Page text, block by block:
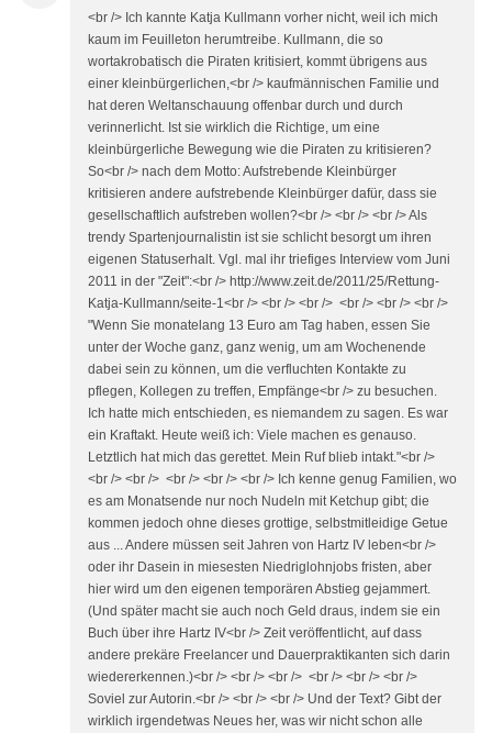
<br /> Ich kannte Katja Kullmann vorher nicht, weil ich mich
kaum im Feuilleton herumtreibe. Kullmann, die so
wortakrobatisch die Piraten kritisiert, kommt übrigens aus
einer kleinbürgerlichen,<br /> kaufmännischen Familie und
hat deren Weltanschauung offenbar durch und durch
verinnerlicht. Ist sie wirklich die Richtige, um eine
kleinbürgerliche Bewegung wie die Piraten zu kritisieren?
So<br /> nach dem Motto: Aufstrebende Kleinbürger
kritisieren andere aufstrebende Kleinbürger dafür, dass sie
gesellschaftlich aufstreben wollen?<br /> <br /> <br /> Als
trendy Spartenjournalistin ist sie schlicht besorgt um ihren
eigenen Statuserhalt. Vgl. mal ihr triefiges Interview vom Juni
2011 in der "Zeit":<br /> http://www.zeit.de/2011/25/Rettung-
Katja-Kullmann/seite-1<br /> <br /> <br /> <br /> <br /> <br />
"Wenn Sie monatelang 13 Euro am Tag haben, essen Sie
unter der Woche ganz, ganz wenig, um am Wochenende
dabei sein zu können, um die verfluchten Kontakte zu
pflegen, Kollegen zu treffen, Empfänge<br /> zu besuchen.
Ich hatte mich entschieden, es niemandem zu sagen. Es war
ein Kraftakt. Heute weiß ich: Viele machen es genauso.
Letztlich hat mich das gerettet. Mein Ruf blieb intakt."<br />
<br /> <br /> <br /> <br /> <br /> Ich kenne genug Familien, wo
es am Monatsende nur noch Nudeln mit Ketchup gibt; die
kommen jedoch ohne dieses grottige, selbstmitleidige Getue
aus ... Andere müssen seit Jahren von Hartz IV leben<br />
oder ihr Dasein in miesesten Niedriglohnjobs fristen, aber
hier wird um den eigenen temporären Abstieg gejammert.
(Und später macht sie auch noch Geld draus, indem sie ein
Buch über ihre Hartz IV<br /> Zeit veröffentlicht, auf dass
andere prekäre Freelancer und Dauerpraktikanten sich darin
wiedererkennen.)<br /> <br /> <br /> <br /> <br /> <br />
Soviel zur Autorin.<br /> <br /> <br /> Und der Text? Gibt der
wirklich irgendetwas Neues her, was wir nicht schon alle